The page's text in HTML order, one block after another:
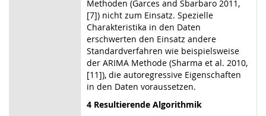
Methoden (Garces and Sbarbaro 2011,
[7]) nicht zum Einsatz. Spezielle
Charakteristika in den Daten
erschwerten den Einsatz andere
Standardverfahren wie beispielsweise
der ARIMA Methode (Sharma et al. 2010,
[11]), die autoregressive Eigenschaften
in den Daten voraussetzen.
4 Resultierende Algorithmik